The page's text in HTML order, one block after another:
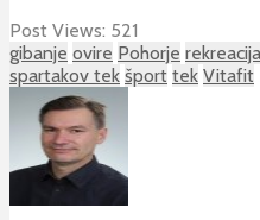
Post Views: 521
gibanje ovire Pohorje rekreacija
spartakov tek šport tek Vitafit